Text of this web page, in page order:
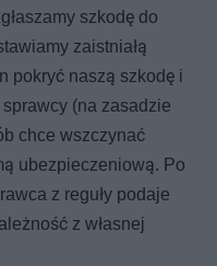
szkodę do
zaistniałą
pokryć naszą szkodę i
(na zasadzie
chce wszczynać
ubezpieczeniową. Po
z reguły podaje
z własnej